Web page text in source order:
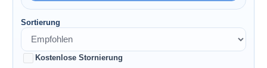
Sortierung
Kostenlose Stornierung